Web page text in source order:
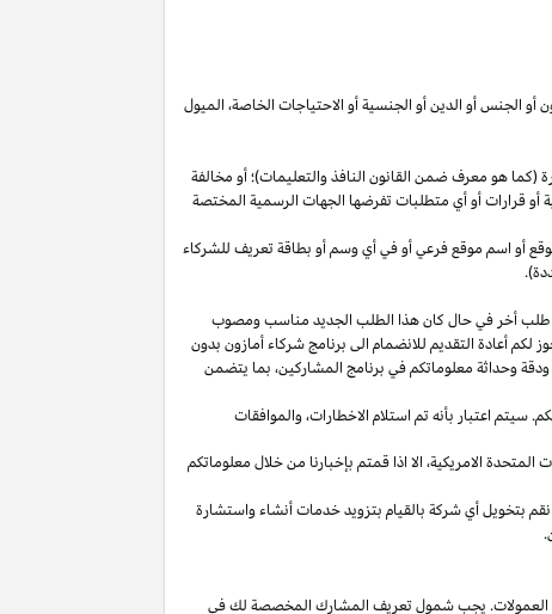
أو الجنس أو الدين أو الجنسية أو الاحتياجات الخاصة، الميول
هو معرف ضمن القانون النافذ والتعليمات)؛ أو مخالفة
أو قرارات أو أي متطلبات تفرضها الجهات الرسمية المختصة
أو اسم موقع فرعي أو في أي وسم أو بطاقة تعريف للشركاء
طلب أخر في حال كان هذا الطلب الجديد مناسب ومصوب
لكم أعادة التقديم للانضمام الى برنامج شركاء أمازون بدون
وحداثة معلوماتكم في برنامج المشاركين، بما يتضمن
سيتم اعتبار بأنه تم استلام الاخطارات،والموافقات
المتحدة الامريكية، الا اذا قمتم بإخبارنا من خلال معلوماتكم
بتخويل أي شركة بالقيام بتزويد خدمات أنشاء واستشارة
العمولات. يجب شمول تعريف المشارك المخصصة لك في